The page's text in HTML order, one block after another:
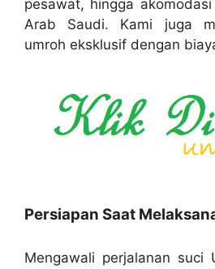
pesawat, hingga
Arab Saudi. Kami juga
umroh eksklusif dengan
Persiapan Saat
Mengawali perjalanan suci